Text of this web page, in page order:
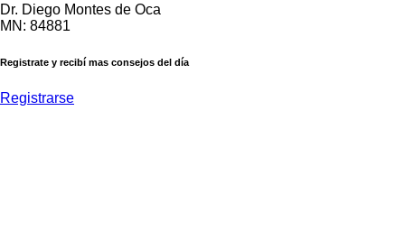
Dr. Diego Montes de Oca
MN: 84881
Registrate y recibí mas consejos del día
Registrarse